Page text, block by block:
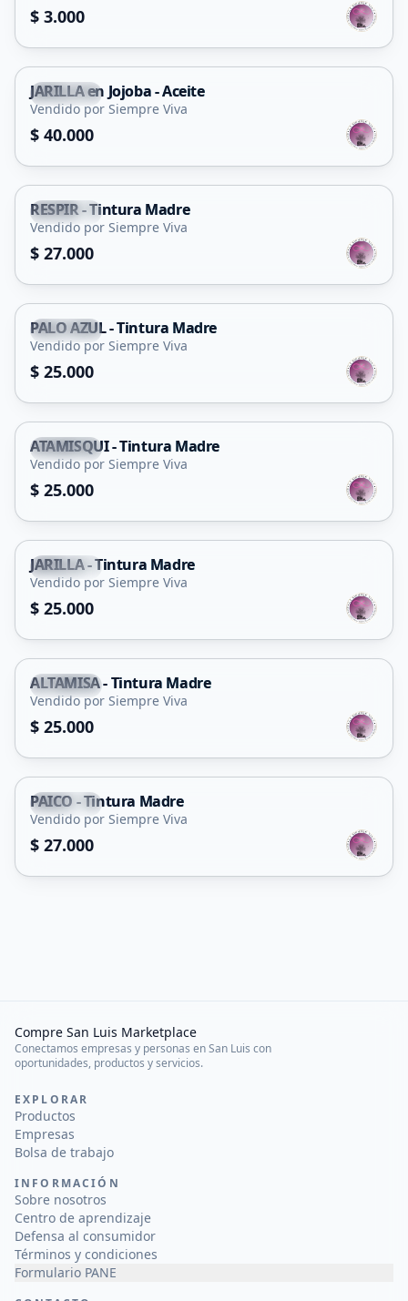
$ 3.000
Capital
JARILLA en Jojoba - Aceite
Vendido por Siempre Viva
$ 40.000
Capital
RESPIR - Tintura Madre
Vendido por Siempre Viva
$ 27.000
Capital
PALO AZUL - Tintura Madre
Vendido por Siempre Viva
$ 25.000
Capital
ATAMISQUI - Tintura Madre
Vendido por Siempre Viva
$ 25.000
Capital
JARILLA - Tintura Madre
Vendido por Siempre Viva
$ 25.000
Capital
ALTAMISA - Tintura Madre
Vendido por Siempre Viva
$ 25.000
Capital
PAICO - Tintura Madre
Vendido por Siempre Viva
$ 27.000
Compre San Luis Marketplace
Conectamos empresas y personas en San Luis con
oportunidades, productos y servicios.
EXPLORAR
Productos
Empresas
Bolsa de trabajo
INFORMACIÓN
Sobre nosotros
Centro de aprendizaje
Defensa al consumidor
Términos y condiciones
Formulario PANE